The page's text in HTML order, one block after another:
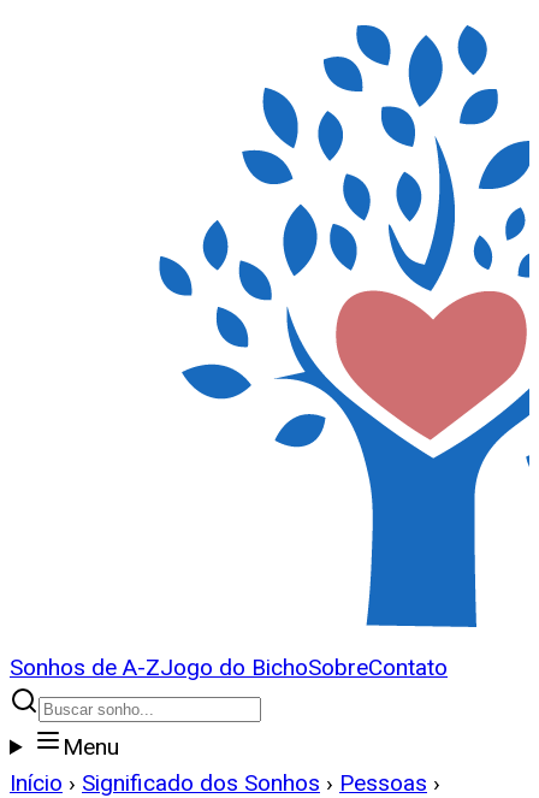
Sonhos de A-ZJogo do BichoSobreContato
Menu
Início › Significado dos Sonhos › Pessoas ›